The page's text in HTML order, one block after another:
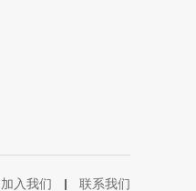
加入我们 联系我们